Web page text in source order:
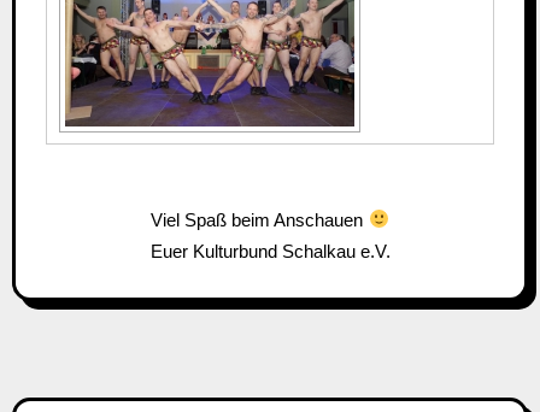
Viel Spaß beim Anschauen
Euer Kulturbund Schalkau e.V.